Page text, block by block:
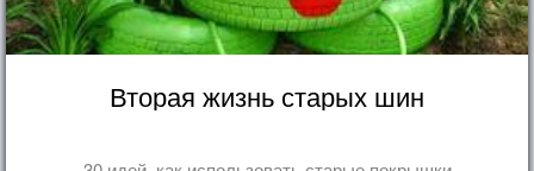
Вторая жизнь старых шин